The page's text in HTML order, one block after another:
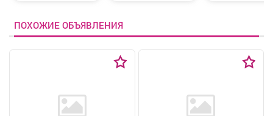
ПОХОЖИЕ ОБЪЯВЛЕНИЯ